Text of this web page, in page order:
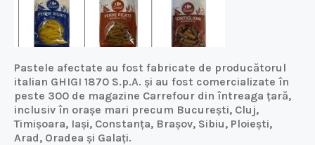
Pastele afectate au fost fabricate de producătorul
italian GHIGI 1870 S.p.A. și au fost comercializate în
peste 300 de magazine Carrefour din întreaga țară,
inclusiv în orașe mari precum București, Cluj,
Timișoara, Iași, Constanța, Brașov, Sibiu, Ploiești,
Arad, Oradea și Galați.